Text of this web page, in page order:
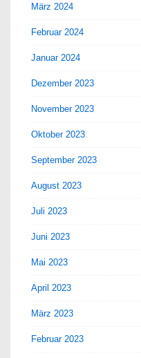
März 2024
Februar 2024
Januar 2024
Dezember 2023
November 2023
Oktober 2023
September 2023
August 2023
Juli 2023
Juni 2023
Mai 2023
April 2023
März 2023
Februar 2023